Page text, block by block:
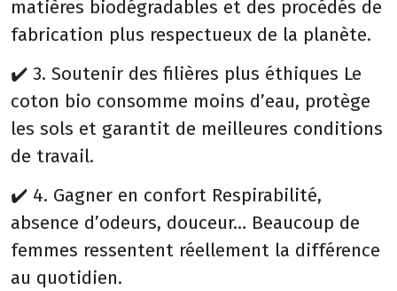
matières biodégradables et des procédés de
fabrication plus respectueux de la planète.
✔️ 3. Soutenir des filières plus éthiques Le
coton bio consomme moins d’eau, protège
les sols et garantit de meilleures conditions
de travail.
✔️ 4. Gagner en confort Respirabilité,
absence d’odeurs, douceur… Beaucoup de
femmes ressentent réellement la différence
au quotidien.